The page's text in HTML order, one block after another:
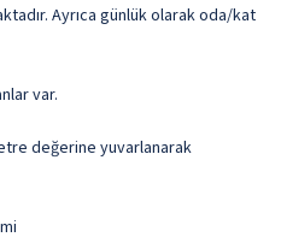
Ayrıca günlük olarak oda/kat
var.
değerine yuvarlanarak